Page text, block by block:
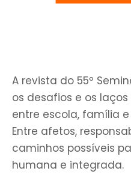
A revista do 55º
os desafios e os
entre escola, família
Entre afetos,
caminhos possíveis
humana e integrada.